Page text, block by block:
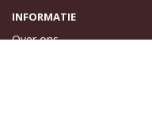
INFORMATIE
Over ons